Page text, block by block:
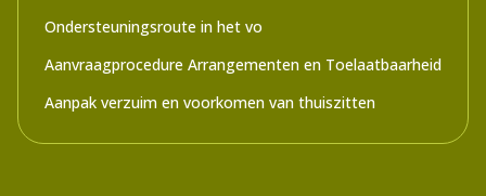
Ondersteuningsroute in het vo
Aanvraagprocedure Arrangementen en Toelaatbaarheid
Aanpak verzuim en voorkomen van thuiszitten